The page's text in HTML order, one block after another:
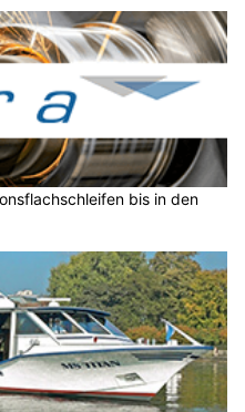
bis in den